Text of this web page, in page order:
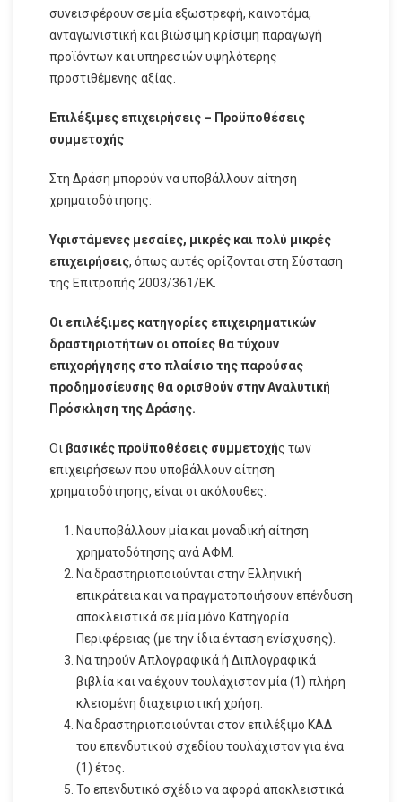
συνεισφέρουν σε μία εξωστρεφή, καινοτόμα,
ανταγωνιστική και βιώσιμη κρίσιμη παραγωγή
προϊόντων και υπηρεσιών υψηλότερης
προστιθέμενης αξίας.
Επιλέξιμες επιχειρήσεις – Προϋποθέσεις
συμμετοχής
Στη Δράση μπορούν να υποβάλλουν αίτηση
χρηματοδότησης:
Υφιστάμενες μεσαίες, μικρές και πολύ μικρές
επιχειρήσεις, όπως αυτές ορίζονται στη Σύσταση
της Επιτροπής 2003/361/ΕΚ.
Οι επιλέξιμες κατηγορίες επιχειρηματικών
δραστηριοτήτων οι οποίες θα τύχουν
επιχορήγησης στο πλαίσιο της παρούσας
προδημοσίευσης θα ορισθούν στην Αναλυτική
Πρόσκληση της Δράσης.
Οι βασικές προϋποθέσεις συμμετοχής των
επιχειρήσεων που υποβάλλουν αίτηση
χρηματοδότησης, είναι οι ακόλουθες:
Να υποβάλλουν μία και μοναδική αίτηση
χρηματοδότησης ανά ΑΦΜ.
Να δραστηριοποιούνται στην Ελληνική
επικράτεια και να πραγματοποιήσουν επένδυση
αποκλειστικά σε μία μόνο Κατηγορία
Περιφέρειας (με την ίδια ένταση ενίσχυσης).
Να τηρούν Απλογραφικά ή Διπλογραφικά
βιβλία και να έχουν τουλάχιστον μία (1) πλήρη
κλεισμένη διαχειριστική χρήση.
Να δραστηριοποιούνται στον επιλέξιμο ΚΑΔ
του επενδυτικού σχεδίου τουλάχιστον για ένα
(1) έτος.
Το επενδυτικό σχέδιο να αφορά αποκλειστικά